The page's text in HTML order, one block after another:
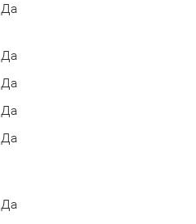
Да
Да
Да
Да
Да
Да